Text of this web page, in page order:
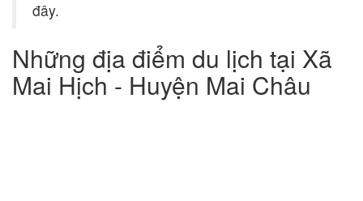
đây.
Những địa điểm du lịch tại Xã
Mai Hịch - Huyện Mai Châu